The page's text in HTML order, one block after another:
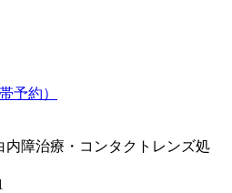
予約）
障治療・コンタクトレンズ処